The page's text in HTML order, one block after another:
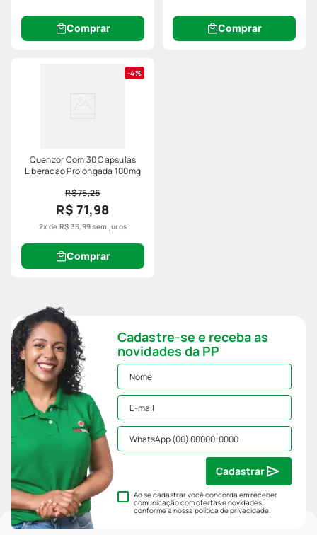
Comprar Comprar
4%
Quenzor Com 30 Capsulas
Liberacao Prolongada 100mg
R$ 75,26
R$ 71,98
2x de R$ 35,99sem juros
Comprar
Cadastre-se e receba as
novidades da PP
Ao se cadastrar você concorda em receber
comunicação com ofertas e novidades,
conforme a nossapolítica de privacidade.
Cadastrar